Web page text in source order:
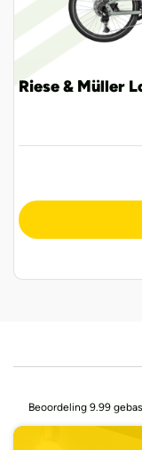
Riese & Müller
Beoordeling 9.99